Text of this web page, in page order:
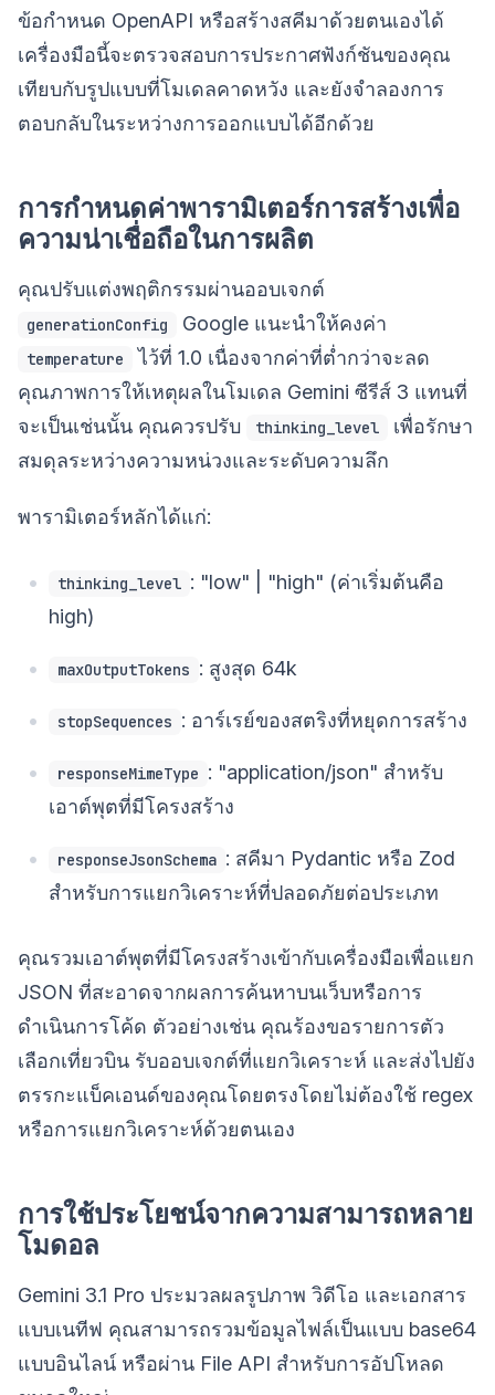
ข้อกำหนด OpenAPI หรือสร้างสคีมาด้วยตนเองได้
เครื่องมือนี้จะตรวจสอบการประกาศฟังก์ชันของคุณ
เทียบกับรูปแบบที่โมเดลคาดหวัง และยังจำลองการ
ตอบกลับในระหว่างการออกแบบได้อีกด้วย
การกำหนดค่าพารามิเตอร์การสร้างเพื่อ
ความน่าเชื่อถือในการผลิต
คุณปรับแต่งพฤติกรรมผ่านออบเจกต์
generationConfig Google แนะนำให้คงค่า
temperature
ไว้ที่ 1.0 เนื่องจากค่าที่ต่ำกว่าจะลด
คุณภาพการให้เหตุผลในโมเดล Gemini ซีรีส์ 3 แทนที่
จะเป็นเช่นนั้น คุณควรปรับ
thinking_level
เพื่อรักษา
สมดุลระหว่างความหน่วงและระดับความลึก
พารามิเตอร์หลักได้แก่:
thinking_level : "low" | "high" (ค่าเริ่มต้นคือ
high)
maxOutputTokens : สูงสุด 64k
stopSequences : อาร์เรย์ของสตริงที่หยุดการสร้าง
responseMimeType : "application/json" สำหรับ
เอาต์พุตที่มีโครงสร้าง
responseJsonSchema : สคีมา Pydantic หรือ Zod
สำหรับการแยกวิเคราะห์ที่ปลอดภัยต่อประเภท
คุณรวมเอาต์พุตที่มีโครงสร้างเข้ากับเครื่องมือเพื่อแยก
JSON ที่สะอาดจากผลการค้นหาบนเว็บหรือการ
ดำเนินการโค้ด ตัวอย่างเช่น คุณร้องขอรายการตัว
เลือกเที่ยวบิน รับออบเจกต์ที่แยกวิเคราะห์ และส่งไปยัง
ตรรกะแบ็คเอนด์ของคุณโดยตรงโดยไม่ต้องใช้ regex
หรือการแยกวิเคราะห์ด้วยตนเอง
การใช้ประโยชน์จากความสามารถหลาย
โมดอล
Gemini 3.1 Pro ประมวลผลรูปภาพ วิดีโอ และเอกสาร
แบบเนทีฟ คุณสามารถรวมข้อมูลไฟล์เป็นแบบ base64
แบบอินไลน์ หรือผ่าน File API สำหรับการอัปโหลด